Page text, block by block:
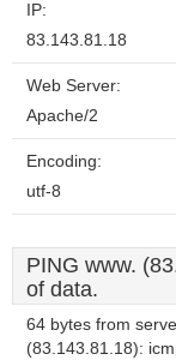
IP:
83.143.81.18
Web Server:
Apache/2
Encoding:
utf-8
PING www.
of data.
64 bytes from
(83.143.81.18):